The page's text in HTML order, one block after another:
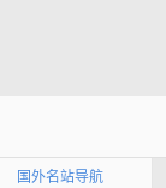
国外名站导航